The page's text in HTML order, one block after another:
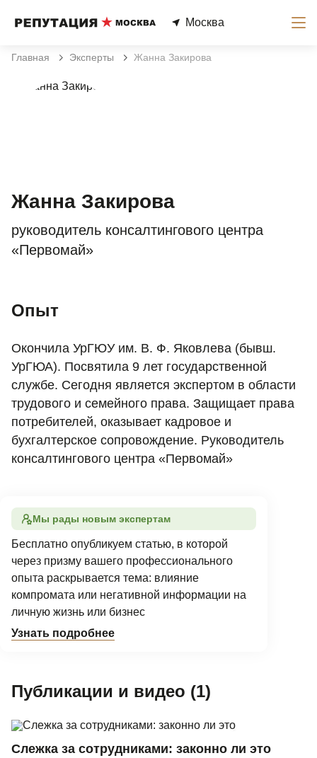
Москва
Главная Эксперты Жанна Закирова
Жанна Закирова
руководитель консалтингового центра
«Первомай»
Опыт
Окончила УрГЮУ им. В. Ф. Яковлева (бывш.
УрГЮА). Посвятила 9 лет государственной
службе. Сегодня является экспертом в области
трудового и семейного права. Защищает права
потребителей, оказывает кадровое и
бухгалтерское сопровождение. Руководитель
консалтингового центра «Первомай»
Мы рады новым экспертам
Бесплатно опубликуем статью, в которой
через призму вашего профессионального
опыта раскрывается тема: влияние
компромата или негативной информации на
личную жизнь или бизнес
Узнать подробнее
Публикации и видео (1)
Слежка за сотрудниками: законно ли это